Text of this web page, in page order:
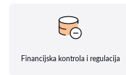
Financijska kontrola i regulacija